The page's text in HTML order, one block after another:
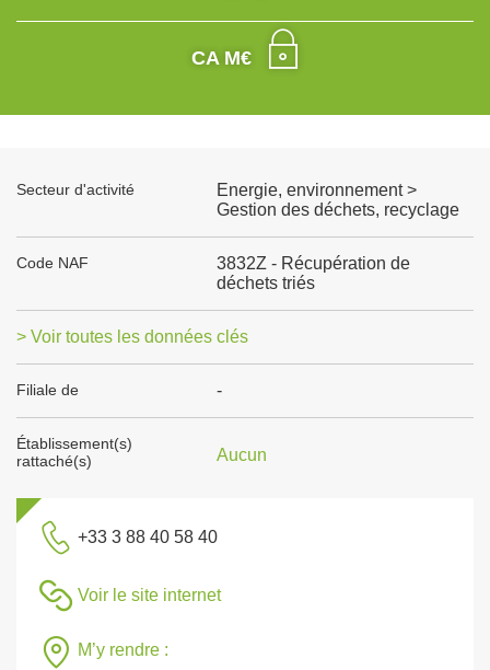
CA M€
Secteur d'activité
Energie, environnement >
Gestion des déchets, recyclage
Code NAF
3832Z - Récupération de
déchets triés
> Voir toutes les données clés
Filiale de -
Établissement(s)
rattaché(s)
Aucun
+33 3 88 40 58 40
Voir le site internet
M’y rendre :